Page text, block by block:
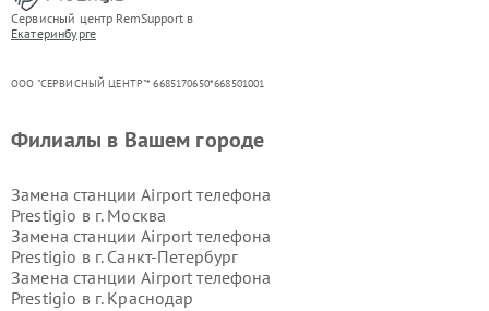
Сервисный центр RemSupport в
Екатеринбурге
ООО "СЕРВИСНЫЙ ЦЕНТР"* 6685170650*668501001
Филиалы в Вашем городе
Замена станции Airport телефона
Prestigio в г. Москва
Замена станции Airport телефона
Prestigio в г. Санкт-Петербург
Замена станции Airport телефона
Prestigio в г. Краснодар